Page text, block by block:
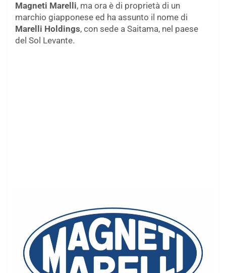
Magneti Marelli, ma ora è di proprietà di un
marchio giapponese ed ha assunto il nome di
Marelli Holdings, con sede a Saitama, nel paese
del Sol Levante.